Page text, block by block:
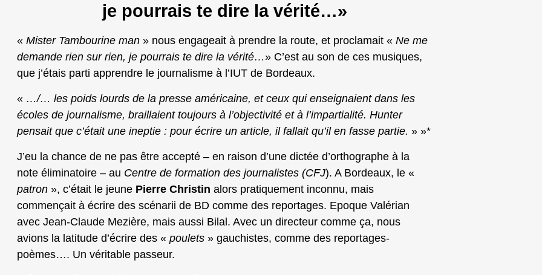
je pourrais te dire la vérité…»
« Mister Tambourine man » nous engageait à prendre la route, et proclamait « Ne me
demande rien sur rien, je pourrais te dire la vérité…» C’est au son de ces musiques,
que j’étais parti apprendre le journalisme à l’IUT de Bordeaux.
« …/… les poids lourds de la presse américaine, et ceux qui enseignaient dans les
écoles de journalisme, braillaient toujours à l’objectivité et à l’impartialité. Hunter
pensait que c’était une ineptie : pour écrire un article, il fallait qu’il en fasse partie. » »*
J’eu la chance de ne pas être accepté – en raison d’une dictée d’orthographe à la
note éliminatoire – au Centre de formation des journalistes (CFJ). A Bordeaux, le «
patron », c’était le jeune Pierre Christin alors pratiquement inconnu, mais
commençait à écrire des scénarii de BD comme des reportages. Epoque Valérian
avec Jean-Claude Mezière, mais aussi Bilal. Avec un directeur comme ça, nous
avions la latitude d’écrire des « poulets » gauchistes, comme des reportages-
poèmes…. Un véritable passeur.